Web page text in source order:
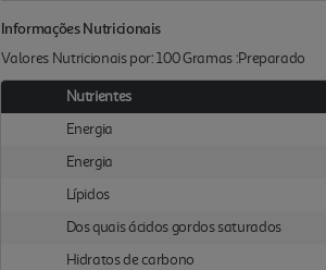
Informações Nutricionais
Valores Nutricionais por: 100 Gramas :Preparado
Nutrientes
Energia
Energia
Lípidos
Dos quais ácidos gordos saturados
Hidratos de carbono